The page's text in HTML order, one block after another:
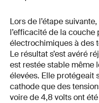
Lors de l’étape
l’efficacité de la
électrochimiques à des
Le résultat s’est avéré
est restée stable même
élevées. Elle protégeait
cathode que des
voire de 4,8 volts ont